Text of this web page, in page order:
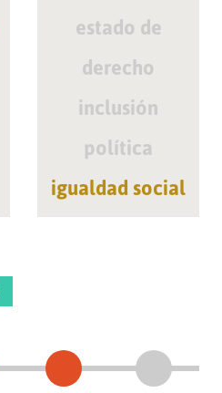
estado de
derecho
inclusión
política
igualdad social